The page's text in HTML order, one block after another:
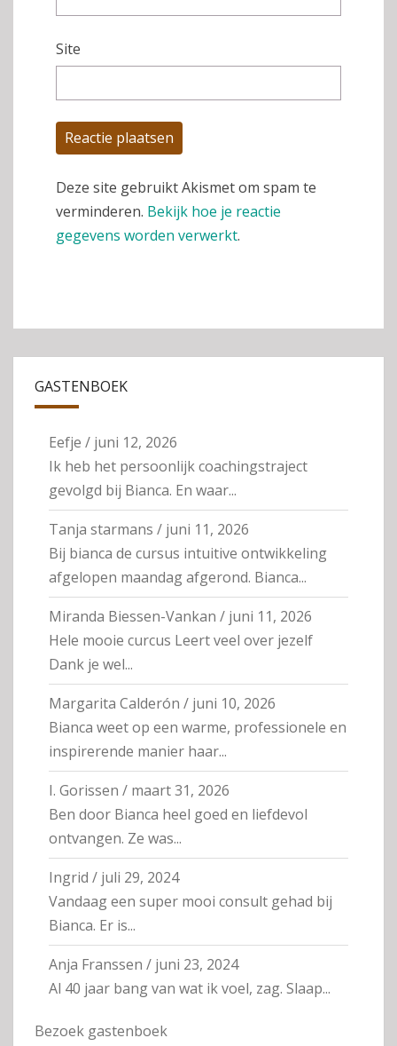
Site
Deze site gebruikt Akismet om spam te
verminderen. Bekijk hoe je reactie
gegevens worden verwerkt.
GASTENBOEK
Eefje / juni 12, 2026
Ik heb het persoonlijk coachingstraject
gevolgd bij Bianca. En waar...
Tanja starmans / juni 11, 2026
Bij bianca de cursus intuitive ontwikkeling
afgelopen maandag afgerond. Bianca...
Miranda Biessen-Vankan / juni 11, 2026
Hele mooie curcus Leert veel over jezelf
Dank je wel...
Margarita Calderón / juni 10, 2026
Bianca weet op een warme, professionele en
inspirerende manier haar...
I. Gorissen / maart 31, 2026
Ben door Bianca heel goed en liefdevol
ontvangen. Ze was...
Ingrid / juli 29, 2024
Vandaag een super mooi consult gehad bij
Bianca. Er is...
Anja Franssen / juni 23, 2024
Al 40 jaar bang van wat ik voel, zag. Slaap...
Bezoek gastenboek